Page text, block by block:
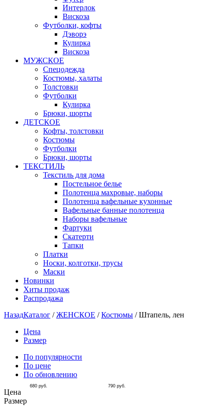
Интерлок
Вискоза
Футболки, кофты
Дэворэ
Кулирка
Вискоза
МУЖСКОЕ
Спецодежда
Костюмы, халаты
Толстовки
Футболки
Кулирка
Брюки, шорты
ДЕТСКОЕ
Кофты, толстовки
Костюмы
Футболки
Брюки, шорты
ТЕКСТИЛЬ
Текстиль для дома
Постельное белье
Полотенца махровые, наборы
Полотенца вафельные кухонные
Вафельные банные полотенца
Наборы вафельные
Фартуки
Скатерти
Тапки
Платки
Носки, колготки, трусы
Маски
Новинки
Хиты продаж
Распродажа
НазадКаталог /ЖЕНСКОЕ /Костюмы /Штапель, лен
Цена
Размер
По популярности
По цене
По обновлению
Цена
680 руб. 790 руб.
Размер